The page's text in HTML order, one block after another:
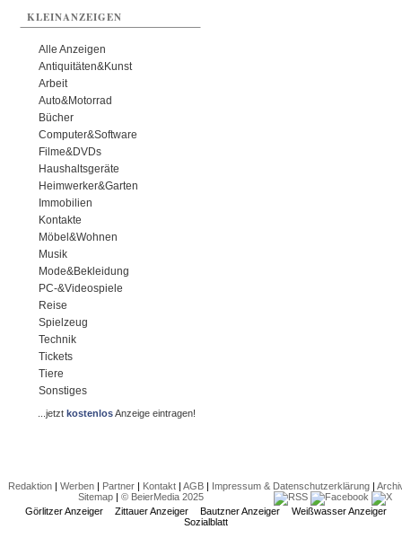
KLEINANZEIGEN
Alle Anzeigen
Antiquitäten&Kunst
Arbeit
Auto&Motorrad
Bücher
Computer&Software
Filme&DVDs
Haushaltsgeräte
Heimwerker&Garten
Immobilien
Kontakte
Möbel&Wohnen
Musik
Mode&Bekleidung
PC-&Videospiele
Reise
Spielzeug
Technik
Tickets
Tiere
Sonstiges
...jetztkostenlosAnzeige eintragen!
Redaktion| Werben| Partner| Kontakt| AGB| Impressum & Datenschutzerklärung|
Sitemap| © BeierMedia 2025
Görlitzer Anzeiger
Zittauer Anzeiger Bautzner Anzeiger
Weißwasser Anzeiger
Sozialblatt